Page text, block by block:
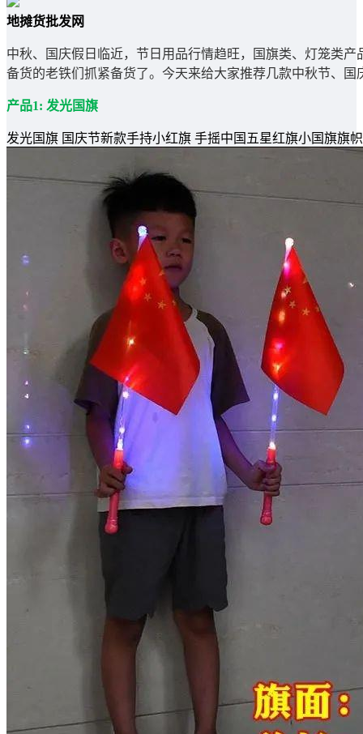
地摊货批发网
中秋、国庆假日临近，节日用品行情趋旺，国旗类、灯笼类
备货的老铁们抓紧备货了。今天来给大家推荐几款中秋节、
产品1: 发光国旗
发光国旗 国庆节新款手持小红旗 手摇中国五星红旗小国旗旗